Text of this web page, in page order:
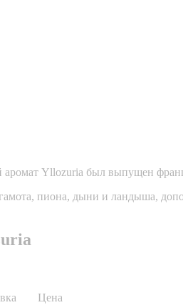
Yllozuria был выпущен
пиона, дыни и ландыша,
Цена